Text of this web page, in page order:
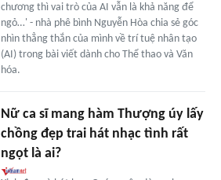
chương thì vai trò của AI vẫn là khả năng để
ngỏ…' - nhà phê bình Nguyễn Hòa chia sẻ góc
nhìn thẳng thắn của mình về trí tuệ nhân tạo
(AI) trong bài viết dành cho Thể thao và Văn
hóa.
Nữ ca sĩ mang hàm Thượng úy lấy
chồng đẹp trai hát nhạc tình rất
ngọt là ai?